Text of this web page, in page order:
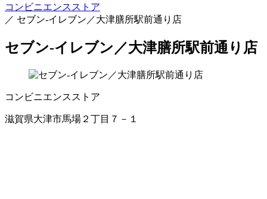
コンビニエンスストア
／ セブン‐イレブン／大津膳所駅前通り店
セブン‐イレブン／大津膳所駅前通り店
コンビニエンスストア
滋賀県大津市馬場２丁目７－１